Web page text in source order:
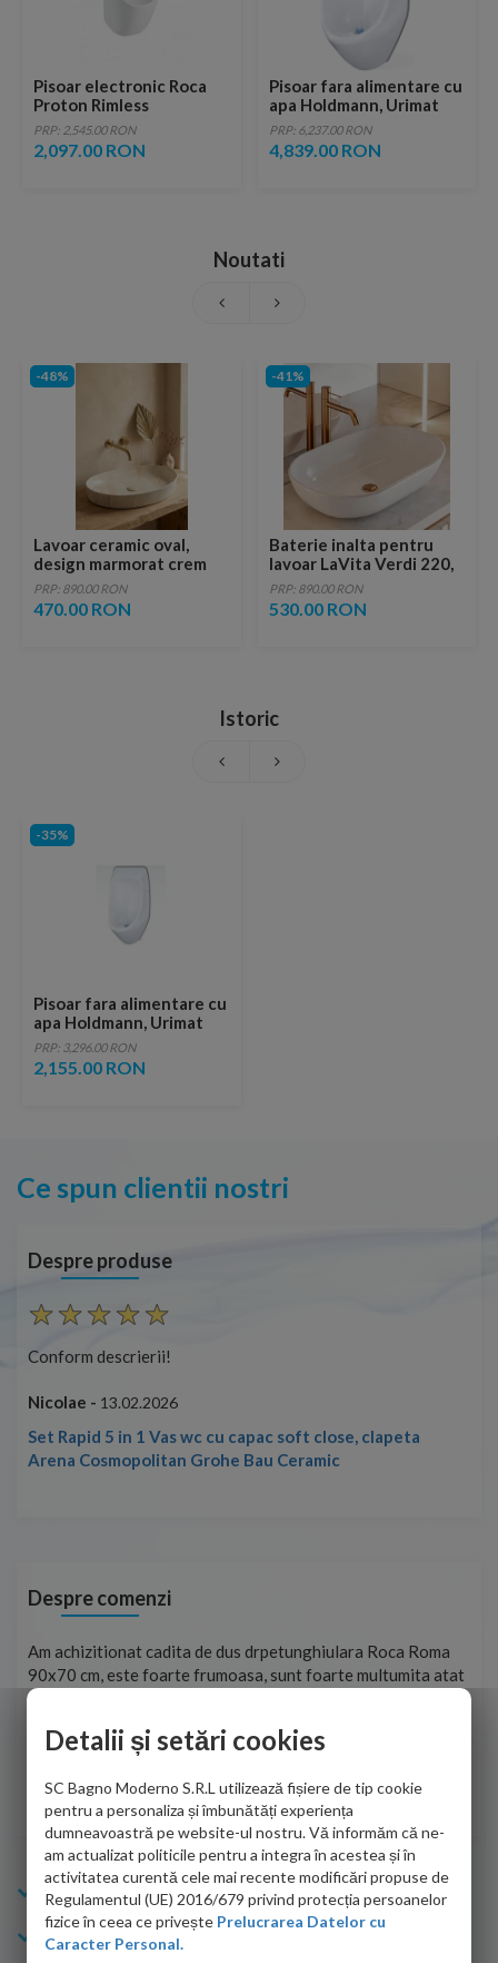
Pisoar electronic Roca
Proton Rimless
31x35xH87 cm cu baterii
PRP: 2,545.00 RON
2,097.00 RON
Pisoar fara alimentare cu
apa Holdmann, Urimat
Eco cu display video LCD
PRP: 6,237.00 RON
4,839.00 RON
Noutati
-48%
Lavoar ceramic oval,
design marmorat crem
lucios cu vene aurii,
ventil inclus
PRP: 890.00 RON
470.00 RON
-41%
Baterie inalta pentru
lavoar LaVita Verdi 220,
fara ventil, brushed
copper
PRP: 890.00 RON
530.00 RON
Istoric
-35%
Pisoar fara alimentare cu
apa Holdmann, Urimat
Eco
PRP: 3,296.00 RON
2,155.00 RON
Ce spun clientii nostri
Despre produse
Conform descrierii!
Nicolae - 13.02.2026
Set Rapid 5 in 1 Vas wc cu capac soft close, clapeta
Arena Cosmopolitan Grohe Bau Ceramic
Despre comenzi
Am achizitionat cadita de dus drpetunghiulara Roca Roma
90x70 cm, este foarte frumoasa, sunt foarte multumita atat
de personalul firmei dvs. cu care am colaborat in obtinerea
adus coletul in siguranta.Numai bine, va doresc!
Sofrone Viviana -28.07.2026
Info Bagno
Cumparaturi
Detalii și setări cookies
SC Bagno Moderno S.R.L utilizează fișiere de tip cookie
pentru a personaliza și îmbunătăți experiența
dumneavoastră pe website-ul nostru. Vă informăm că ne-
am actualizat politicile pentru a integra în acestea și în
activitatea curentă cele mai recente modificări propuse de
Regulamentul (UE) 2016/679 privind protecția persoanelor
fizice în ceea ce privește Prelucrarea Datelor cu
Caracter Personal.